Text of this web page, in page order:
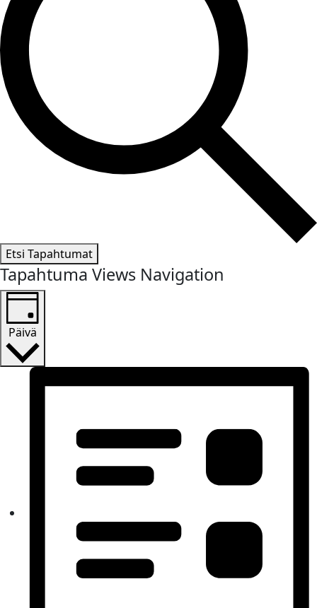
Etsi Tapahtumat
Tapahtuma Views Navigation
Päivä